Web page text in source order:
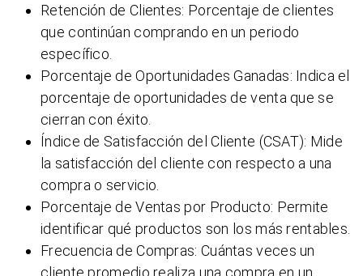
Retención de Clientes: Porcentaje de clientes
que continúan comprando en un periodo
específico.
Porcentaje de Oportunidades Ganadas: Indica el
porcentaje de oportunidades de venta que se
cierran con éxito.
Índice de Satisfacción del Cliente (CSAT): Mide
la satisfacción del cliente con respecto a una
compra o servicio.
Porcentaje de Ventas por Producto: Permite
identificar qué productos son los más rentables.
Frecuencia de Compras: Cuántas veces un
cliente promedio realiza una compra en un